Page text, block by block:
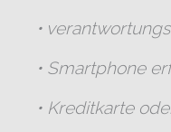
•
• Smartphone
• Kreditkarte